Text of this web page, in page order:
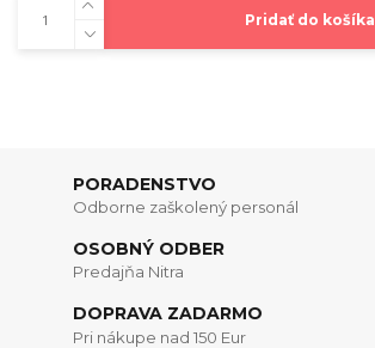
Pridať do košíka
PORADENSTVO
Odborne zaškolený personál
OSOBNÝ ODBER
Predajňa Nitra
DOPRAVA ZADARMO
Pri nákupe nad 150 Eur